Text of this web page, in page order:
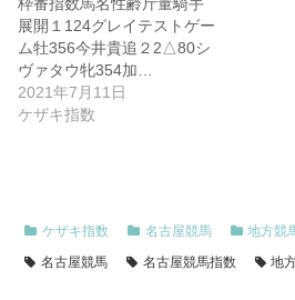
展開１124グレイテストゲー
ム牡356今井貴追２2△80シ
ヴァタウ牝354加…
2021年7月11日
ケザキ指数
ケザキ指数 名古屋競馬 地方競
名古屋競馬
名古屋競馬指数 地